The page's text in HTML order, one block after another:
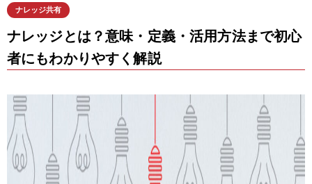
ナレッジ共有
ナレッジとは？意味・定義・活用方法まで初心
者にもわかりやすく解説